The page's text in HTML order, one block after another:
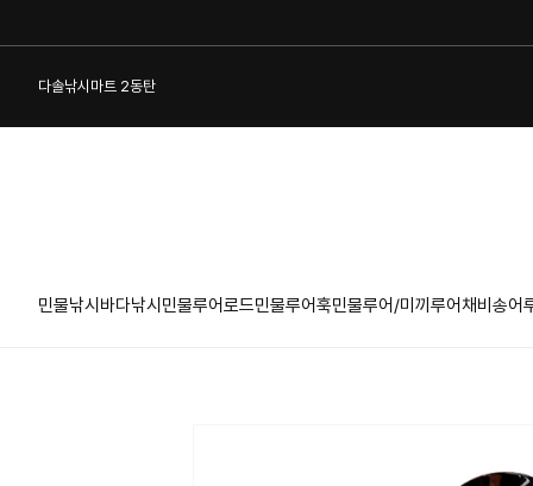
다솔낚시마트 2동탄
민물낚시 바다낚시 민물루어로드민물루어훅민물루어/미끼 루어채비 송어